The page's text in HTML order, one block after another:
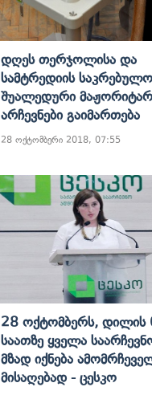
Დღეს Თერჯოლისა Და
Სამტრედიის
Შუალედური
Არჩევნები Გაიმართება
28 ოქტომბერი 2018, 07:55
28 Ოქტომბერს, Დილის
Საათზე Ყველა
Მზად Იქნება
Მისაღებად - Ცესკო